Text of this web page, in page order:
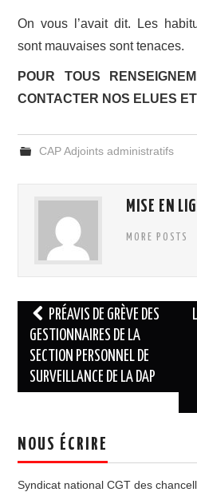
On vous l’avait dit. Les
sont mauvaises sont tenaces.
POUR TOUS
CONTACTER NOS ELUES
CAP Adjoints administratifs
MISE EN
MORE POSTS
Navigation
des
articles
PRÉAVIS DE GRÈVE DES
GESTIONNAIRES DE LA
SECTION PERSONNEL DE
SURVEILLANCE DE LA DAP
NOUS ÉCRIRE
Syndicat national CGT des